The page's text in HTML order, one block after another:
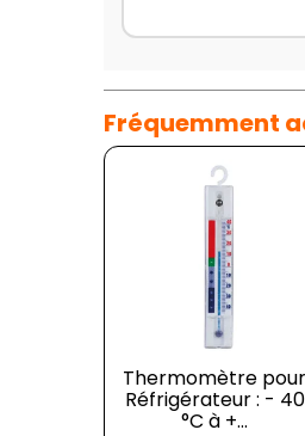
Fréquemment
Thermomètre pour
Réfrigérateur : - 40
°C à +...